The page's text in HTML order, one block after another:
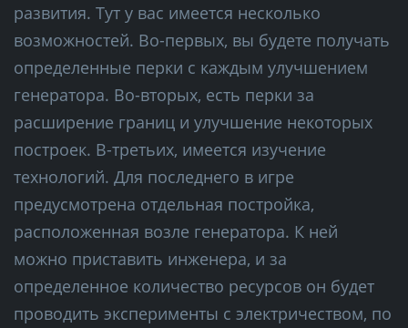
развития. Тут у вас имеется несколько
возможностей. Во-первых, вы будете получать
определенные перки с каждым улучшением
генератора. Во-вторых, есть перки за
расширение границ и улучшение некоторых
построек. В-третьих, имеется изучение
технологий. Для последнего в игре
предусмотрена отдельная постройка,
расположенная возле генератора. К ней
можно приставить инженера, и за
определенное количество ресурсов он будет
проводить эксперименты с электричеством, по